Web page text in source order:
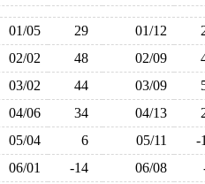
01/05 29 01/12
02/02 48 02/09
03/02 44 03/09
04/06 34 04/13
05/04 6 05/11
06/01 -14 06/08